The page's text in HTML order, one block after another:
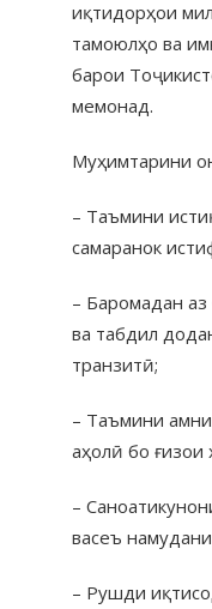
иқтидорҳои
тамоюлҳо ва
барои
мемонад.
Муҳимтарини
– Таъмини
самаранок
– Баромадан
ва табдил
транзитӣ;
– Таъмини
аҳолӣ бо ғизои
–
васеъ
– Рушди